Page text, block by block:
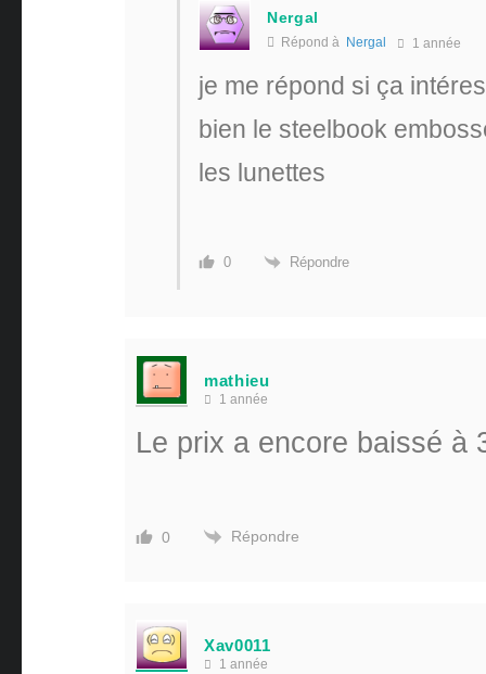
Nergal
Répond à Nergal 1 année
je me répond si ça
bien le steelbook
les lunettes
0 Répondre
mathieu
1 année
Le prix a encore baissé à
0 Répondre
Xav0011
1 année